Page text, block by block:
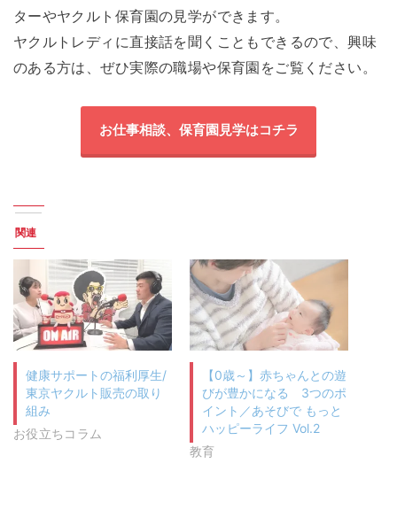
ターやヤクルト保育園の見学ができます。
ヤクルトレディに直接話を聞くこともできるので、興味
のある方は、ぜひ実際の職場や保育園をご覧ください。
お仕事相談、保育園見学はコチラ
関連
健康サポートの福利厚生/
東京ヤクルト販売の取り
組み
お役立ちコラム
【0歳～】赤ちゃんとの遊
びが豊かになる 3つのポ
イント／あそびで もっと
ハッピーライフ Vol.2
教育